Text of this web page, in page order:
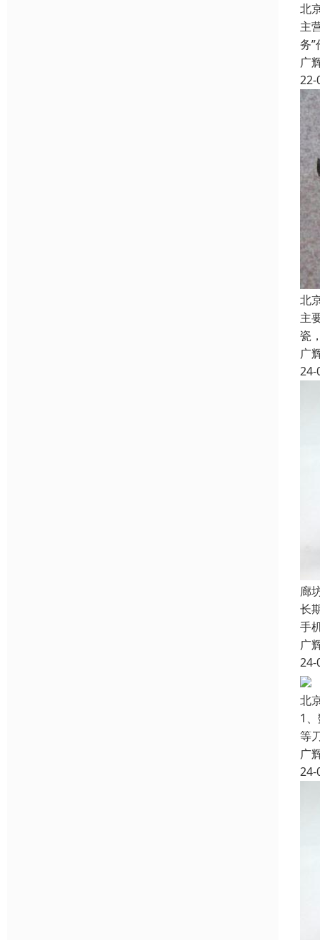
北
主
务
广
22-
北
主
瓷
广
24-
廊
长
手
广
24-
北
1
等
广
24-